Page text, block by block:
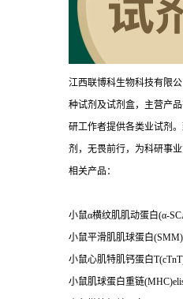
江西联博科生物科技有限
种试剂及试剂盒，主营产
研工作者提供各类业试剂
剂，无畏前行，为科研事
相关产品：
小鼠α横纹肌肌动蛋白(α-
小鼠平滑肌肌球蛋白
小鼠心肌特肌钙蛋白
小鼠肌球蛋白重链